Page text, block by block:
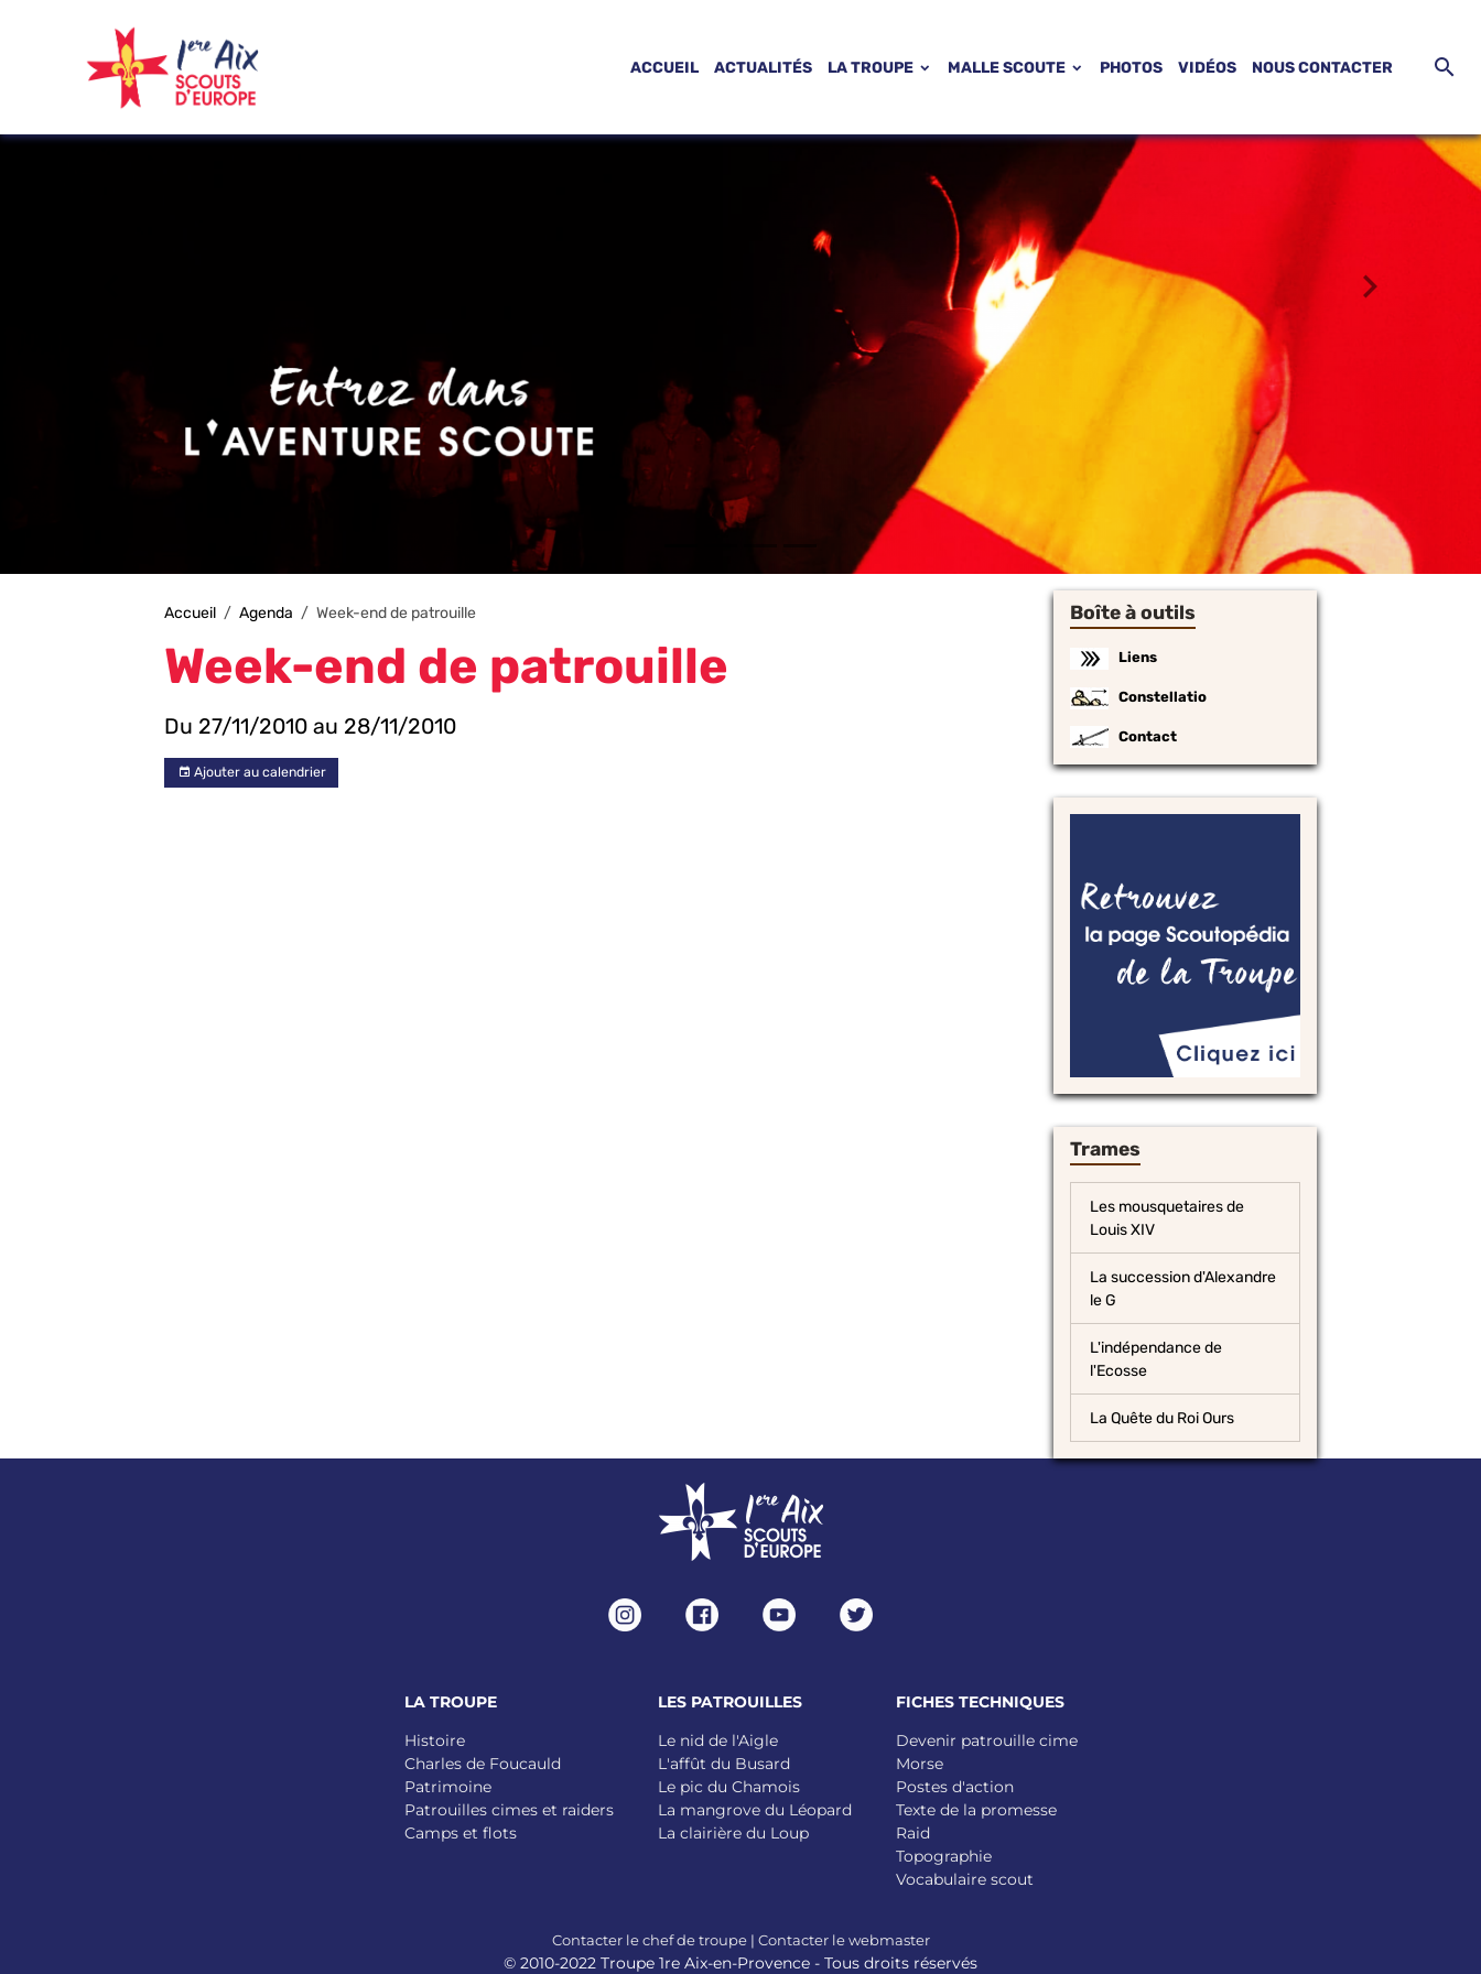
ACCUEIL ACTUALITÉS LA TROUPE MALLE SCOUTE PHOTOS VIDÉOS NOUS CONTACTER
Accueil Agenda Week-end de patrouille
Week-end de patrouille
Du 27/11/2010 au 28/11/2010
Ajouter au calendrier
Boîte à outils
Liens
Constellatio
Contact
Trames
Les mousquetaires de
Louis XIV
La succession d'Alexandre
le G
L'indépendance de
l'Ecosse
La Quête du Roi Ours
LA TROUPE
Histoire
Charles de Foucauld
Patrimoine
Patrouilles cimes et raiders
Camps et flots
LES PATROUILLES
Le nid de l'Aigle
L'affût du Busard
Le pic du Chamois
La mangrove du Léopard
La clairière du Loup
FICHES TECHNIQUES
Devenir patrouille cime
Morse
Postes d'action
Texte de la promesse
Raid
Topographie
Vocabulaire scout
Contacter le chef de troupe| Contacter le webmaster
© 2010-2022 Troupe 1re Aix-en-Provence - Tous droits réservés